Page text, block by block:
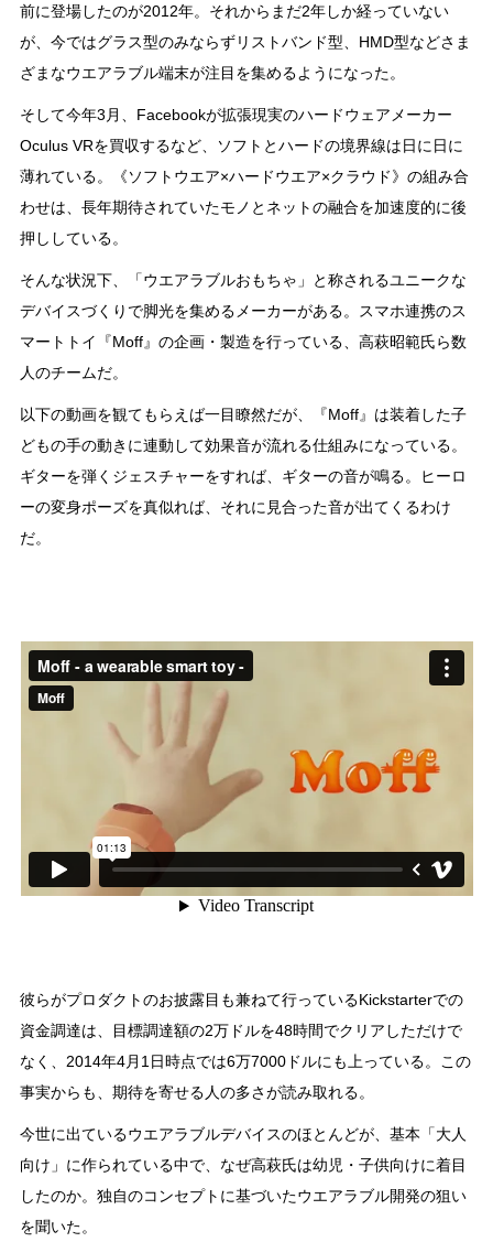
前に登場したのが2012年。それからまだ2年しか経っていない
が、今ではグラス型のみならずリストバンド型、HMD型などさま
ざまなウエアラブル端末が注目を集めるようになった。
そして今年3月、Facebookが拡張現実のハードウェアメーカー
Oculus VRを買収するなど、ソフトとハードの境界線は日に日に
薄れている。《ソフトウエア×ハードウエア×クラウド》の組み合
わせは、長年期待されていたモノとネットの融合を加速度的に後
押ししている。
そんな状況下、「ウエアラブルおもちゃ」と称されるユニークな
デバイスづくりで脚光を集めるメーカーがある。スマホ連携のス
マートトイ『Moff』の企画・製造を行っている、高萩昭範氏ら数
人のチームだ。
以下の動画を観てもらえば一目瞭然だが、『Moff』は装着した子
どもの手の動きに連動して効果音が流れる仕組みになっている。
ギターを弾くジェスチャーをすれば、ギターの音が鳴る。ヒーロ
ーの変身ポーズを真似れば、それに見合った音が出てくるわけ
だ。
彼らがプロダクトのお披露目も兼ねて行っているKickstarterでの
資金調達は、目標調達額の2万ドルを48時間でクリアしただけで
なく、2014年4月1日時点では6万7000ドルにも上っている。この
事実からも、期待を寄せる人の多さが読み取れる。
今世に出ているウエアラブルデバイスのほとんどが、基本「大人
向け」に作られている中で、なぜ高萩氏は幼児・子供向けに着目
したのか。独自のコンセプトに基づいたウエアラブル開発の狙い
を聞いた。